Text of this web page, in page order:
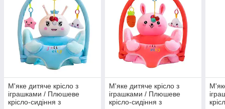
М'яке дитяче крісло з
іграшками / Плюшеве
крісло-сидіння з
М'яке дитяче крісло з
іграшками / Плюшеве
крісло-сидіння з